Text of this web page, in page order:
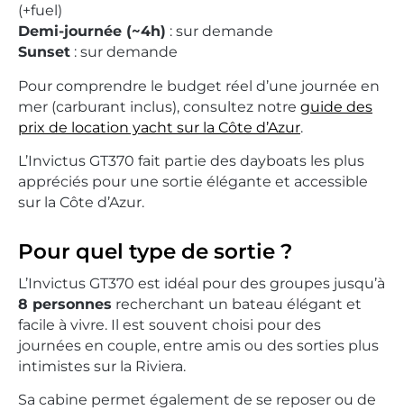
(+fuel)
Demi-journée (~4h) : sur demande
Sunset : sur demande
Pour comprendre le budget réel d’une journée en
mer (carburant inclus), consultez notre guide des
prix de location yacht sur la Côte d’Azur.
L’Invictus GT370 fait partie des dayboats les plus
appréciés pour une sortie élégante et accessible
sur la Côte d’Azur.
Pour quel type de sortie ?
L’Invictus GT370 est idéal pour des groupes jusqu’à
8 personnes recherchant un bateau élégant et
facile à vivre. Il est souvent choisi pour des
journées en couple, entre amis ou des sorties plus
intimistes sur la Riviera.
Sa cabine permet également de se reposer ou de